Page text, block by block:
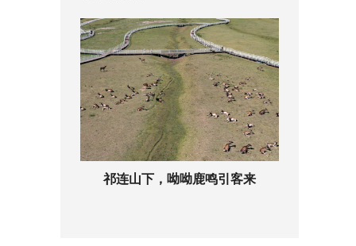
祁连山下，呦呦鹿鸣引客来